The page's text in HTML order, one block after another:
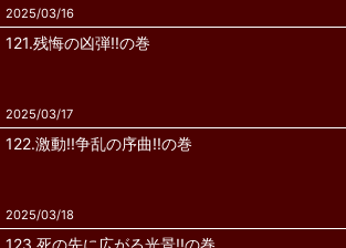
2025/03/16
121.残悔の凶弾!!の巻
2025/03/17
122.激動!!争乱の序曲!!の巻
2025/03/18